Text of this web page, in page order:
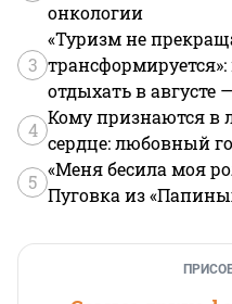
онкологии
3
«Туризм не
отдыхать в августе
4
Кому признаются в
сердце: любовный
5
«Меня бесила моя
Пуговка из